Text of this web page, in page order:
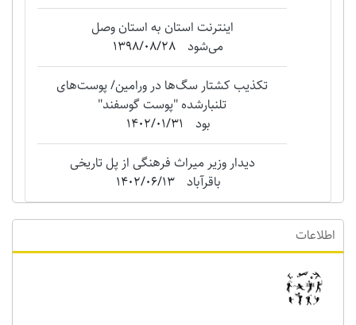
اینترنت استان به استان وصل
می‌شود
1398/08/28
تکذیب کشتار سگ‌ها در ورامین/ پوست‌های
تلنبارشده "‌پوست گوسفند"
بود
1402/01/31
دیدار وزیر میراث فرهنگی از پل تاریخی
باقرآباد
1402/06/13
اطلاعات